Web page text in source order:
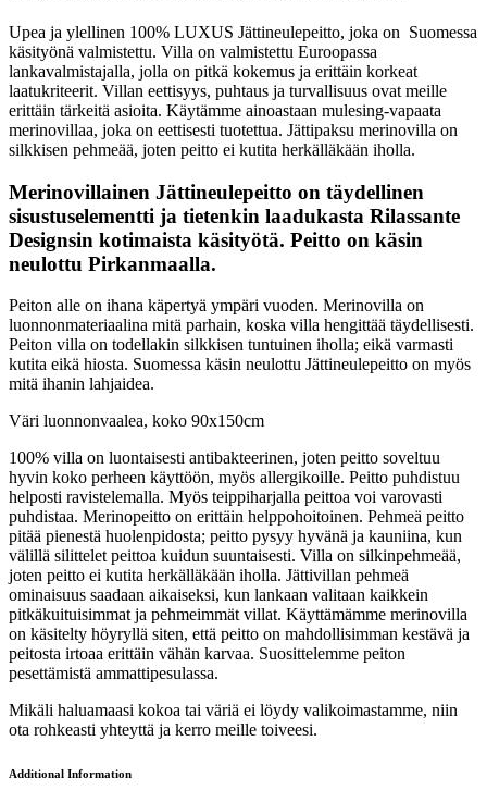
Upea ja ylellinen 100% LUXUS Jättineulepeitto, joka on Suomessa
käsityönä valmistettu. Villa on valmistettu Euroopassa
lankavalmistajalla, jolla on pitkä kokemus ja erittäin korkeat
laatukriteerit. Villan eettisyys, puhtaus ja turvallisuus ovat meille
erittäin tärkeitä asioita. Käytämme ainoastaan mulesing-vapaata
merinovillaa, joka on eettisesti tuotettua. Jättipaksu merinovilla on
silkkisen pehmeää, joten peitto ei kutita herkälläkään iholla.
Merinovillainen Jättineulepeitto on täydellinen
sisustuselementti ja tietenkin laadukasta Rilassante
Designsin kotimaista käsityötä. Peitto on käsin
neulottu Pirkanmaalla.
Peiton alle on ihana käpertyä ympäri vuoden. Merinovilla on
luonnonmateriaalina mitä parhain, koska villa hengittää täydellisesti.
Peiton villa on todellakin silkkisen tuntuinen iholla; eikä varmasti
kutita eikä hiosta. Suomessa käsin neulottu Jättineulepeitto on myös
mitä ihanin lahjaidea.
Väri luonnonvaalea, koko 90x150cm
100% villa on luontaisesti antibakteerinen, joten peitto soveltuu
hyvin koko perheen käyttöön, myös allergikoille. Peitto puhdistuu
helposti ravistelemalla. Myös teippiharjalla peittoa voi varovasti
puhdistaa. Merinopeitto on erittäin helppohoitoinen. Pehmeä peitto
pitää pienestä huolenpidosta; peitto pysyy hyvänä ja kauniina, kun
välillä silittelet peittoa kuidun suuntaisesti. Villa on silkinpehmeää,
joten peitto ei kutita herkälläkään iholla. Jättivillan pehmeä
ominaisuus saadaan aikaiseksi, kun lankaan valitaan kaikkein
pitkäkuituisimmat ja pehmeimmät villat. Käyttämämme merinovilla
on käsitelty höyryllä siten, että peitto on mahdollisimman kestävä ja
peitosta irtoaa erittäin vähän karvaa. Suosittelemme peiton
pesettämistä ammattipesulassa.
Mikäli haluamaasi kokoa tai väriä ei löydy valikoimastamme, niin
ota rohkeasti yhteyttä ja kerro meille toiveesi.
Additional Information